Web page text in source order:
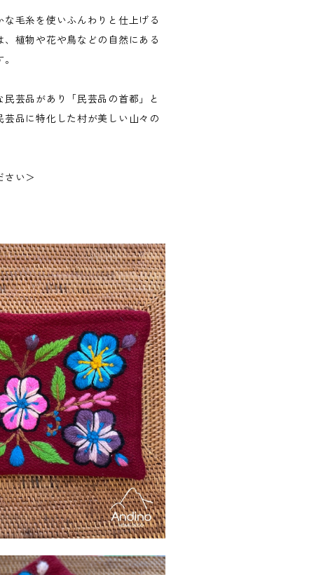
毛糸を使いふんわりと仕上げる
植物や花や鳥などの自然にある
芸品があり「民芸品の首都」と
品に特化した村が美しい山々の
さい＞